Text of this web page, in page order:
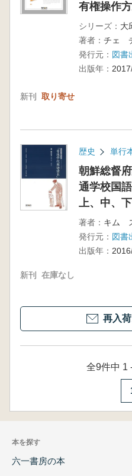
有権操作
シリーズ：
著者： チェ
発行元： 図書
出版年：
新刊 取り寄せ
歴史 単行
朝鮮総督
通学校国
上、中、
著者： キム
発行元： 図書
出版年：
新刊 在庫なし
再入
全9件中 1
本を探す
六一書房の本